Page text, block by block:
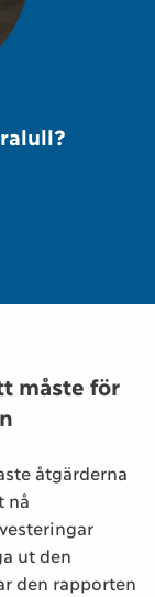
måste för
åtgärderna
nå
ut den
den rapporten